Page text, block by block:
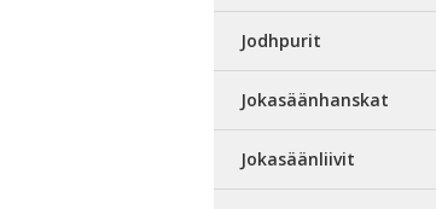
Jodhpurit
Jokasäänhanskat
Jokasäänliivit